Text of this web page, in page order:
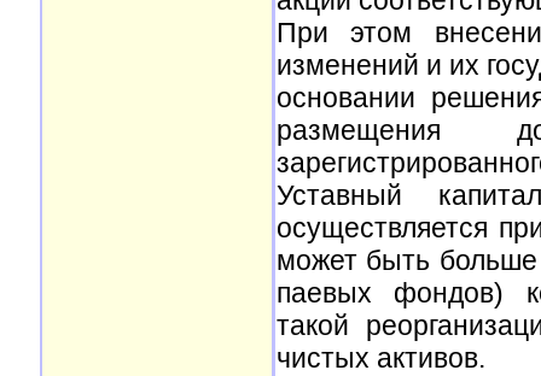
При этом
изменений и их
основании
размещения
Уставный
осуществляется
может быть больше
паевых фондов)
такой
чистых активов.